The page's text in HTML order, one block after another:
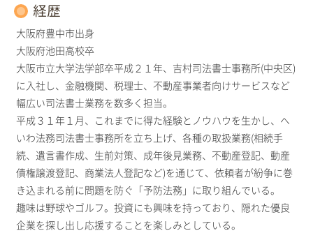
経歴
大阪府豊中市出身
大阪府池田高校卒
大阪市立大学法学部卒平成２１年、吉村司法書士事務所(中央区)
に入社し、金融機関、税理士、不動産事業者向けサービスなど
幅広い司法書士業務を数多く担当。
平成３１年１月、これまでに得た経験とノウハウを生かし、へ
いわ法務司法書士事務所を立ち上げ、各種の取扱業務(相続手
続、遺言書作成、生前対策、成年後見業務、不動産登記、動産
債権譲渡登記、商業法人登記など)を通じて、依頼者が紛争に巻
き込まれる前に問題を防ぐ「予防法務」に取り組んでいる。
趣味は野球やゴルフ。投資にも興味を持っており、隠れた優良
企業を探し出し応援することを楽しみとしている。